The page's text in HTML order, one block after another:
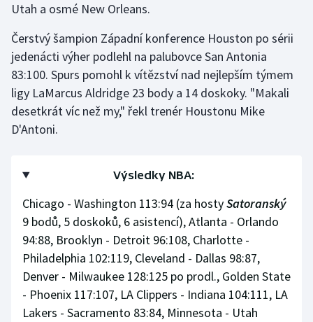
Stolní tenis
Triatlon
Veslování
Vodní slalom
Ostatní
Utah a osmé New Orleans.
Čerstvý šampion Západní konference Houston po sérii
jedenácti výher podlehl na palubovce San Antonia
83:100. Spurs pomohl k vítězství nad nejlepším týmem
ligy LaMarcus Aldridge 23 body a 14 doskoky. "Makali
desetkrát víc než my," řekl trenér Houstonu Mike
D'Antoni.
Výsledky NBA:
Chicago - Washington 113:94 (za hostySatoranský
9 bodů, 5 doskoků, 6 asistencí), Atlanta - Orlando
94:88, Brooklyn - Detroit 96:108, Charlotte -
Philadelphia 102:119, Cleveland - Dallas 98:87,
Denver - Milwaukee 128:125 po prodl., Golden State
- Phoenix 117:107, LA Clippers - Indiana 104:111, LA
Lakers - Sacramento 83:84, Minnesota - Utah